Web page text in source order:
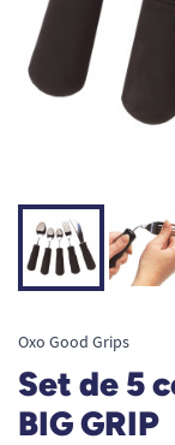
Oxo Good Grips
Set de 5
BIG GRIP